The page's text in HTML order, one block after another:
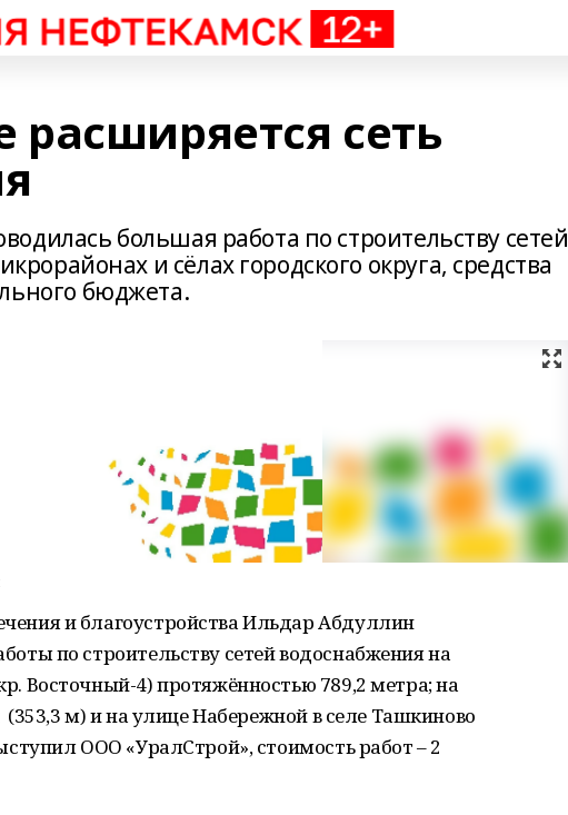
расширяется сеть
большая работа по строительству сетей
и сёлах городского округа, средства
бюджета.
и благоустройства Ильдар Абдуллин
по строительству сетей водоснабжения на
Восточный-4) протяжённостью 789,2 метра; на
м) и на улице Набережной в селе Ташкиново
ООО «УралСтрой», стоимость работ – 2